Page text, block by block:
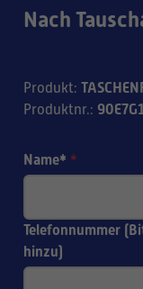
Nach
Produkt:
Produktnr.:
Name* *
Telefonnummer
hinzu)